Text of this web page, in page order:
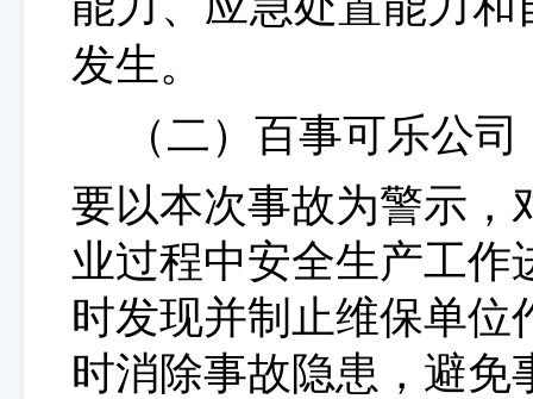
发生。
（二）百事可乐公司
要以本次事故为警示，
业过程中安全生产工作
时发现并制止维保单位
时消除事故隐患 ， 避免